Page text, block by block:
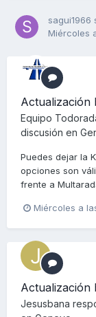
sagui1966
Miércoles
Actualización
Equipo
discusión en
Puedes dejar la
opciones son
frente a
Miércoles a
Actualización
Jesusbana